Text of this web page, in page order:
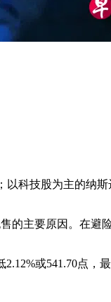
科技股为主的纳
的主要原因。在避
或541.70点，最